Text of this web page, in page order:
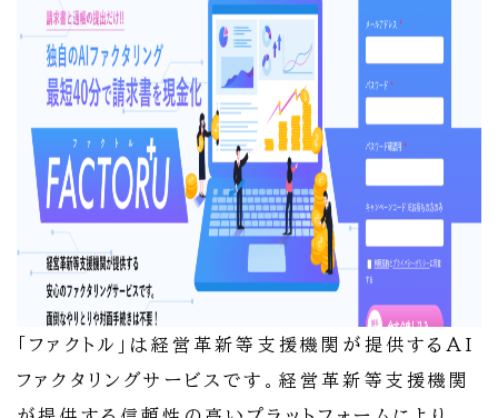
「ファクトル」は経営革新等支援機関が提供するAI
ファクタリングサービスです。経営革新等支援機関